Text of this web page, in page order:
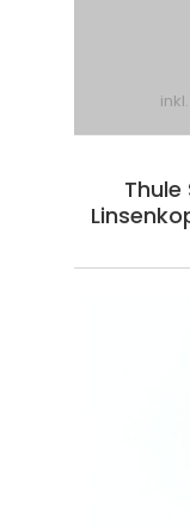
Thule